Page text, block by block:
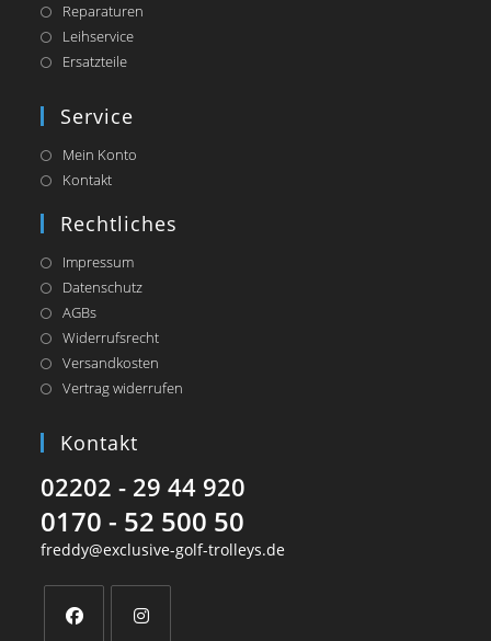
Reparaturen
Leihservice
Ersatzteile
Service
Mein Konto
Kontakt
Rechtliches
Impressum
Datenschutz
AGBs
Widerrufsrecht
Versandkosten
Vertrag widerrufen
Kontakt
02202 - 29 44 920
0170 - 52 500 50
freddy@exclusive-golf-trolleys.de